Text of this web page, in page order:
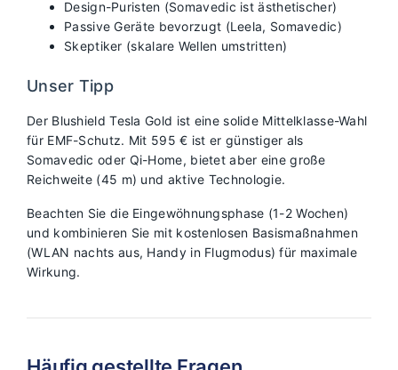
Design-Puristen (Somavedic ist ästhetischer)
Passive Geräte bevorzugt (Leela, Somavedic)
Skeptiker (skalare Wellen umstritten)
Unser Tipp
Der Blushield Tesla Gold ist eine solide Mittelklasse-Wahl
für EMF-Schutz. Mit 595 € ist er günstiger als
Somavedic oder Qi-Home, bietet aber eine große
Reichweite (45 m) und aktive Technologie.
Beachten Sie die Eingewöhnungsphase (1-2 Wochen)
und kombinieren Sie mit kostenlosen Basismaßnahmen
(WLAN nachts aus, Handy in Flugmodus) für maximale
Wirkung.